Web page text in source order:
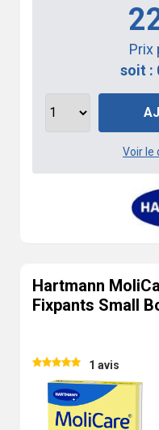
Prix
soit :
Voir le
Hartmann
Fixpants Small
1 avis